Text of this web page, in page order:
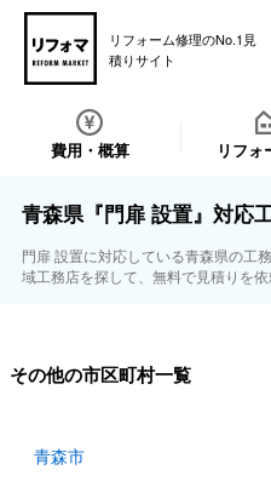
リフォーム修理のNo.1見
積りサイト
費用・概算 リフォ
青森県『門扉 設置』対応
門扉 設置に対応している青森県の工
域工務店を探して、無料で見積りを依
その他の市区町村一覧
青森市